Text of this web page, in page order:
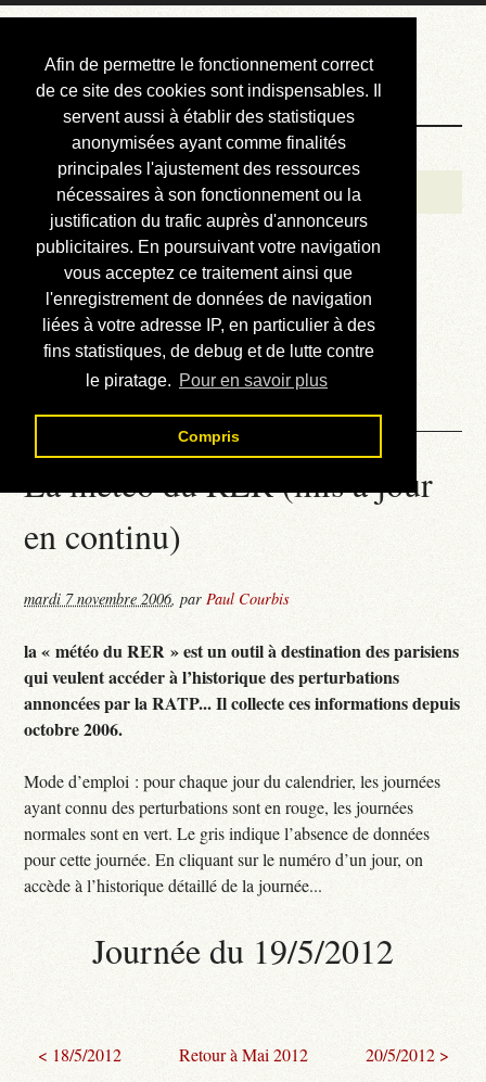
Afin de permettre le fonctionnement correct
de ce site des cookies sont indispensables. Il
servent aussi à établir des statistiques
anonymisées ayant comme finalités
principales l'ajustement des ressources
nécessaires à son fonctionnement ou la
justification du trafic auprès d'annonceurs
publicitaires. En poursuivant votre navigation
vous acceptez ce traitement ainsi que
l'enregistrement de données de navigation
liées à votre adresse IP, en particulier à des
fins statistiques, de debug et de lutte contre
le piratage. Pour en savoir plus
Compris
Courbis, « LE »
Blog Officiel
Bienvenue
Réalisations
Divers (et d’été)
Annonces
Liens externes
Téléchargement
Contact
La météo du RER (mis à jour
en continu)
mardi 7 novembre 2006,parPaul Courbis
la « météo du RER » est un outil à destination des parisiens
qui veulent accéder à l’historique des perturbations
annoncées par la RATP... Il collecte ces informations depuis
octobre 2006.
Mode d’emploi : pour chaque jour du calendrier, les journées
ayant connu des perturbations sont en rouge, les journées
normales sont en vert. Le gris indique l’absence de données
pour cette journée. En cliquant sur le numéro d’un jour, on
accède à l’historique détaillé de la journée...
Journée du 19/5/2012
< 18/5/2012 Retour à Mai 2012 20/5/2012 >